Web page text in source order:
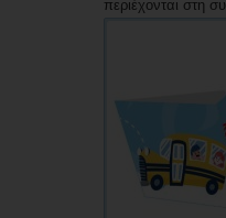
περιέχονται στη
Δυνατότητα